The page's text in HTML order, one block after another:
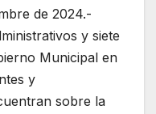
de 2024.-
y siete
Municipal en
y
sobre la